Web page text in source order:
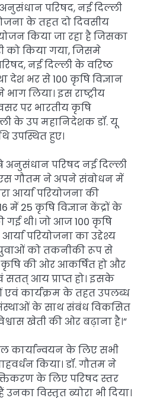
परिषद, नई दिल्ली
के तहत दो दिवसीय
किया जा रहा है जिसका
को किया गया, जिसमे
नई दिल्ली के वरिष्ठ
देश भर से 100 कृषि विज्ञान
लिया। इस राष्ट्रीय
पर भारतीय कृषि
के उप महानिदेशक डॉ. यू
उपस्थित हुए।
अनुसंधान परिषद नई दिल्ली
गौतम ने अपने संबोधन में
आर्या परियोजना की
में 25 कृषि विज्ञान केंद्रों के
गई थी। जो आज 100 कृषि
परियोजना का उद्देश्य
को तकनीकी रूप से
की ओर आकर्षित हो और
सतत् आय प्राप्त हो। इसके
एवं कार्यक्रम के तहत उपलब्ध
के साथ संबंध विकसित
खेती की ओर बढ़ाना है।”
कार्यान्वयन के लिए सभी
किया। डॉ. गौतम ने
के लिए परिषद स्तर
विस्तृत ब्योरा भी दिया।